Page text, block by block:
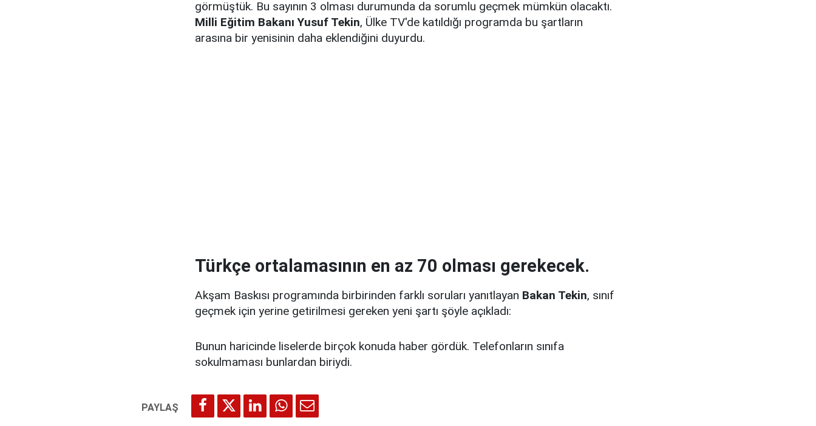
görmüştük. Bu sayının 3 olması durumunda da sorumlu geçmek mümkün olacaktı.
Milli Eğitim Bakanı Yusuf Tekin, Ülke TV'de katıldığı programda bu şartların
arasına bir yenisinin daha eklendiğini duyurdu.
Türkçe ortalamasının en az 70 olması gerekecek.
Akşam Baskısı programında birbirinden farklı soruları yanıtlayan Bakan Tekin, sınıf
geçmek için yerine getirilmesi gereken yeni şartı şöyle açıkladı:
Bunun haricinde liselerde birçok konuda haber gördük. Telefonların sınıfa
sokulmaması bunlardan biriydi.